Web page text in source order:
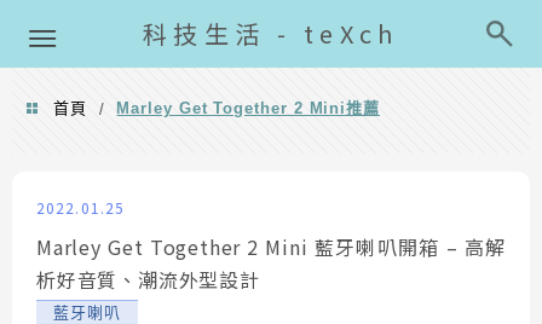
科技生活 - teXch
首頁 / Marley Get Together 2 Mini推薦
2022.01.25
Marley Get Together 2 Mini 藍牙喇叭開箱 – 高解
析好音質、潮流外型設計
藍牙喇叭